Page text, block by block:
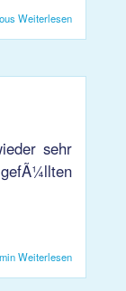
Weiterlesen
sehr
Weiterlesen